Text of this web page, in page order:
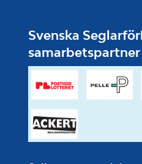
Svenska
samarbetspartner